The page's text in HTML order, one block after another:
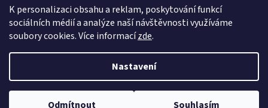
K personalizaci obsahu a reklam, poskytování funkcí
sociálních médií a analýze naší návštěvnosti využíváme
soubory cookies. Více informacízde.
Nastavení
Odmítnout Souhlasím
Jak nakupovat
Obchodní podmínky
Vytvořil Shoptet